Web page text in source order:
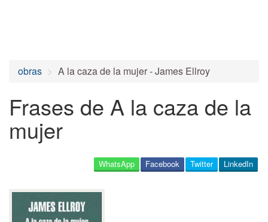
obras A la caza de la mujer - James Ellroy
Frases de A la caza de la
mujer
LinkedIn
Twitter
Facebook
WhatsApp